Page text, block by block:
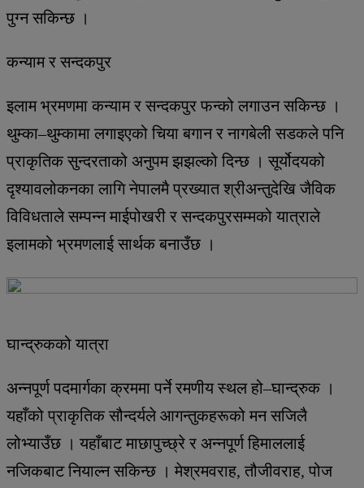
पुग्न सकिन्छ ।
कन्याम र सन्दकपुर
इलाम भ्रमणमा कन्याम र सन्दकपुर फन्को लगाउन सकिन्छ ।
थुम्का–थुम्कामा लगाइएको चिया बगान र नागबेली सडकले पनि
प्राकृतिक सुन्दरताको अनुपम झझल्को दिन्छ । सूर्योदयको
दृश्यावलोकनका लागि नेपालमै प्रख्यात श्रीअन्तुदेखि जैविक
विविधताले सम्पन्न माईपोखरी र सन्दकपुरसम्मको यात्राले
इलामको भ्रमणलाई सार्थक बनाउँछ ।
घान्द्रुकको यात्रा
अन्नपूर्ण पदमार्गका क्रममा पर्ने रमणीय स्थल हो–घान्द्रुक ।
यहाँको प्राकृतिक सौन्दर्यले आगन्तुकहरूको मन सजिलै
लोभ्याउँछ । यहाँबाट माछापुच्छ्रे र अन्नपूर्ण हिमाललाई
नजिकबाट नियाल्न सकिन्छ । मेश्रमवराह, तौजीवराह, पोज